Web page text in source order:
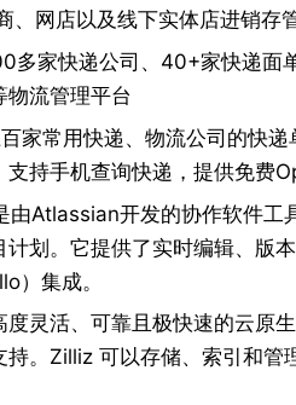
、网店以及线下实体店进销存
多家快递公司、40+家快递面
物流管理平台
家常用快递、物流公司的快
持手机查询快递，提供免费
Atlassian开发的协作软件工
划。它提供了实时编辑、版
）集成。
度灵活、可靠且极快速的云原
。Zilliz 可以存储、索引和管